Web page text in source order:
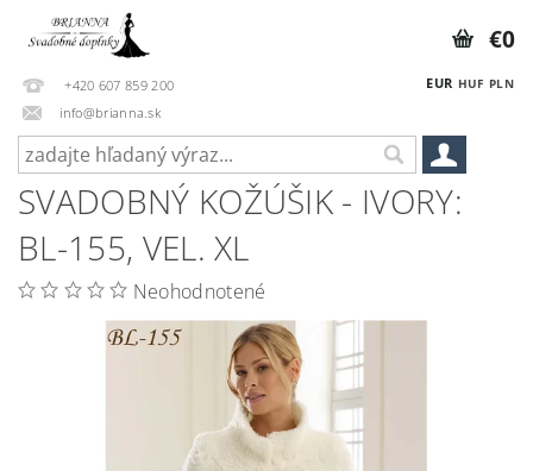
+420 607 859 200
info@brianna.sk
EUR HUF PLN
€0
SVADOBNÝ KOŽÚŠIK - IVORY:
BL-155, VEL. XL
Neohodnotené